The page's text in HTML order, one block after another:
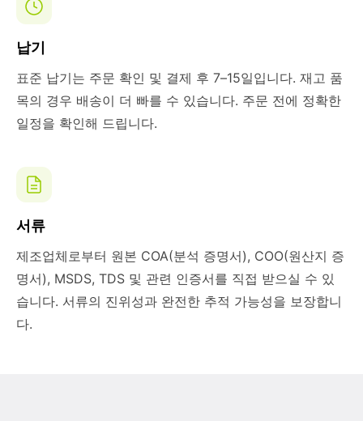
납기
표준 납기는 주문 확인 및 결제 후 7–15일입니다. 재고 품
목의 경우 배송이 더 빠를 수 있습니다. 주문 전에 정확한
일정을 확인해 드립니다.
서류
제조업체로부터 원본 COA(분석 증명서), COO(원산지 증
명서), MSDS, TDS 및 관련 인증서를 직접 받으실 수 있
습니다. 서류의 진위성과 완전한 추적 가능성을 보장합니
다.